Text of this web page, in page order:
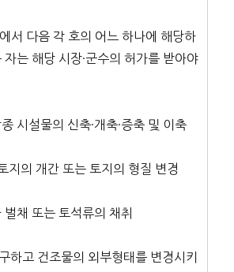
서 다음 각 호의 어느 하나에 해당하
자는 해당 시장·군수의 허가를 받아야
시설물의 신축·개축·증축 및 이축
지의 개간 또는 토지의 형질 변경
채 또는 토석류의 채취
고 건조물의 외부형태를 변경시키